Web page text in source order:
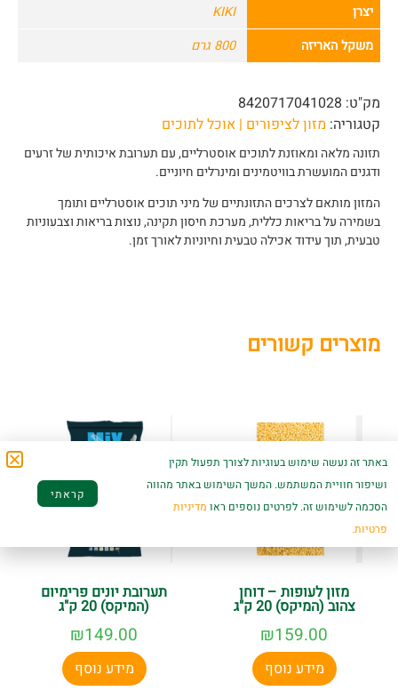
יצרן
KIKI
משקל האריזה
800 גרם
מק"ט: 8420717041028
קטגוריה: מזון לציפורים | אוכל לתוכים
תזונה מלאה ומאוזנת לתוכים אוסטרליים, עם תערובת איכותית של זרעים
ודגנים המועשרת בוויטמינים ומינרלים חיוניים.
המזון מותאם לצרכים התזונתיים של מיני תוכים אוסטרליים ותומך
בשמירה על בריאות כללית, מערכת חיסון תקינה, נוצות בריאות וצבעוניות
טבעית, תוך עידוד אכילה טבעית וחיוניות לאורך זמן.
מוצרים קשורים
מזון לעופות – דוחן
צהוב (המיקס) 20 ק"ג
₪159.00
מידע נוסף
תערובת יונים פרימיום
(המיקס) 20 ק"ג
₪149.00
מידע נוסף
באתר זה נעשה שימוש בעוגיות לצורך תפעול תקין
ושיפור חוויית המשתמש. המשך השימוש באתר מהווה
הסכמה לשימוש זה. לפרטים נוספים ראו מדיניות
פרטיות.
קראתי